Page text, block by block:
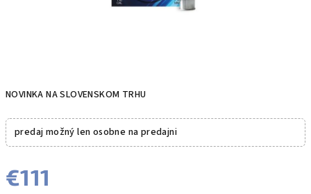
NOVINKA NA SLOVENSKOM TRHU
predaj možný len osobne na predajni
€111